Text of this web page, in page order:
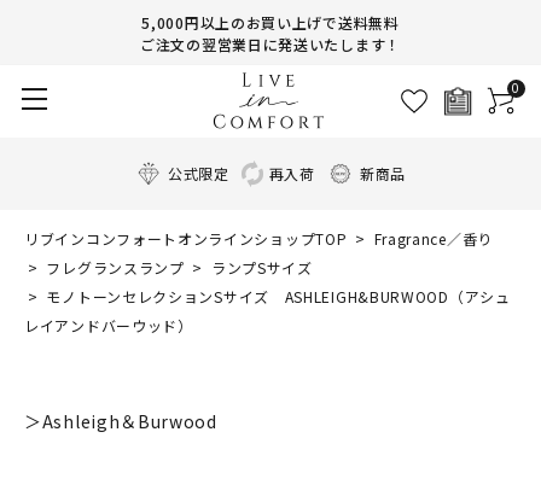
5,000円以上のお買い上げで送料無料
ご注文の翌営業日に発送いたします！
0
公式限定 再入荷 新商品
リブインコンフォートオンラインショップTOP
Fragrance／香り
フレグランスランプ
ランプSサイズ
モノトーンセレクションSサイズ ASHLEIGH&BURWOOD（アシュ
レイアンドバーウッド）
＞Ashleigh＆Burwood